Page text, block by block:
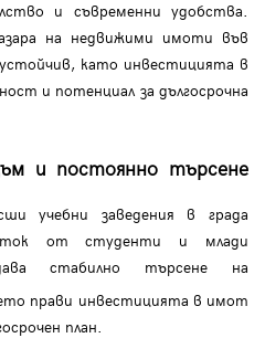
и съвременни удобства.
на недвижими имоти във
като инвестицията в
и потенциал за дългосрочна
и постоянно търсене
учебни заведения в града
от студенти и млади
стабилно търсене на
прави инвестицията в имот
план.